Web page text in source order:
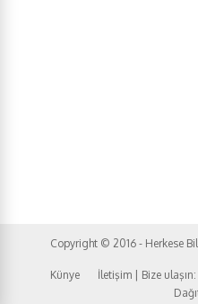
Copyright © 2016 - Herkese
Künye
İletişim | Bize